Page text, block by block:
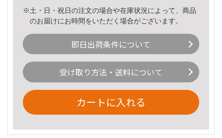
※土・日・祝日の注文の場合や在庫状況によって、商品
のお届けにお時間をいただく場合がございます。
即日出荷条件について
受け取り方法・送料について
カートに入れる